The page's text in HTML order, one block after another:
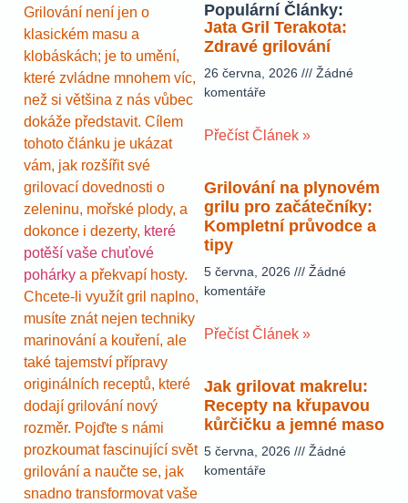
Grilování není jen o
klasickém masu a
klobáskách; je to umění,
které zvládne mnohem víc,
než si většina z nás vůbec
dokáže představit. Cílem
tohoto článku je ukázat
vám, jak rozšířit své
grilovací dovednosti o
zeleninu, mořské plody, a
dokonce i dezerty, které
potěší vaše chuťové
pohárky a překvapí hosty.
Chcete-li využít gril naplno,
musíte znát nejen techniky
marinování a kouření, ale
také tajemství přípravy
originálních receptů, které
dodají grilování nový
rozměr. Pojďte s námi
prozkoumat fascinující svět
grilování a naučte se, jak
snadno transformovat vaše
Populární Články:
Jata Gril Terakota:
Zdravé grilování
26 června, 2026
Žádné
komentáře
Přečíst Článek »
Grilování na plynovém
grilu pro začátečníky:
Kompletní průvodce a
tipy
5 června, 2026
Žádné
komentáře
Přečíst Článek »
Jak grilovat makrelu:
Recepty na křupavou
kůrčičku a jemné maso
5 června, 2026
Žádné
komentáře